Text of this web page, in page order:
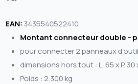
EAN: 3435540522410
Montant connecteur double -
pour connecter 2 panneaux
dimensions hors tout : L. 65 x P. 30
Poids : 2,300 kg